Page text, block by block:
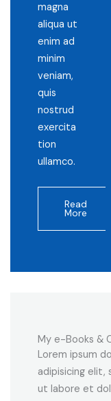
magna
aliqua ut
enim ad
minim
veniam,
quis
nostrud
exercita
tion
ullamco.
Read
More
My e-Books &
Lorem ipsum
adipisicing elit,
ut labore et